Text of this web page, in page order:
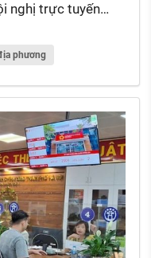
nghị trực tuyến
kết đánh giá tình
hiện và vận hành
2 cấp ra sao?
phương